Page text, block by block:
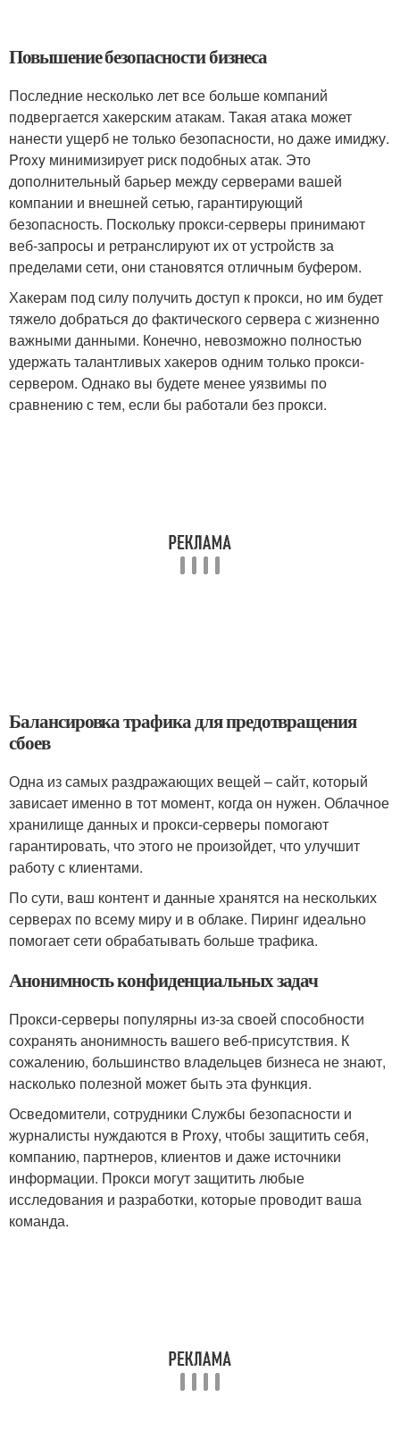
Повышение безопасности бизнеса
Последние несколько лет все больше компаний
подвергается хакерским атакам. Такая атака может
нанести ущерб не только безопасности, но даже имиджу.
Proxy минимизирует риск подобных атак. Это
дополнительный барьер между серверами вашей
компании и внешней сетью, гарантирующий
безопасность. Поскольку прокси-серверы принимают
веб-запросы и ретранслируют их от устройств за
пределами сети, они становятся отличным буфером.
Хакерам под силу получить доступ к прокси, но им будет
тяжело добраться до фактического сервера с жизненно
важными данными. Конечно, невозможно полностью
удержать талантливых хакеров одним только прокси-
сервером. Однако вы будете менее уязвимы по
сравнению с тем, если бы работали без прокси.
Балансировка трафика для предотвращения
сбоев
Одна из самых раздражающих вещей – сайт, который
зависает именно в тот момент, когда он нужен. Облачное
хранилище данных и прокси-серверы помогают
гарантировать, что этого не произойдет, что улучшит
работу с клиентами.
По сути, ваш контент и данные хранятся на нескольких
серверах по всему миру и в облаке. Пиринг идеально
помогает сети обрабатывать больше трафика.
Анонимность конфиденциальных задач
Прокси-серверы популярны из-за своей способности
сохранять анонимность вашего веб-присутствия. К
сожалению, большинство владельцев бизнеса не знают,
насколько полезной может быть эта функция.
Осведомители, сотрудники Службы безопасности и
журналисты нуждаются в Proxy, чтобы защитить себя,
компанию, партнеров, клиентов и даже источники
информации. Прокси могут защитить любые
исследования и разработки, которые проводит ваша
команда.